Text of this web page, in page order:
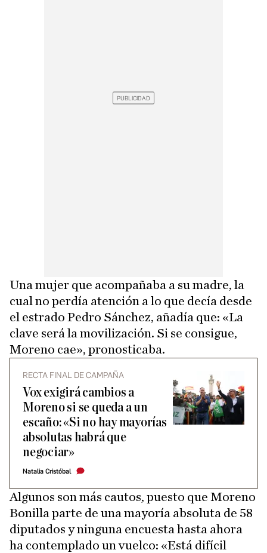
Una mujer que acompañaba a su madre, la
cual no perdía atención a lo que decía desde
el estrado Pedro Sánchez, añadía que: «La
clave será la movilización. Si se consigue,
Moreno cae», pronosticaba.
RECTA FINAL DE CAMPAÑA
Vox exigirá cambios a
Moreno si se queda a un
escaño: «Si no hay mayorías
absolutas habrá que
negociar»
Natalia Cristóbal
Algunos son más cautos, puesto que Moreno
Bonilla parte de una mayoría absoluta de 58
diputados y ninguna encuesta hasta ahora
ha contemplado un vuelco: «Está difícil